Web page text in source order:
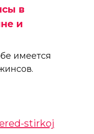
в
и
имеется